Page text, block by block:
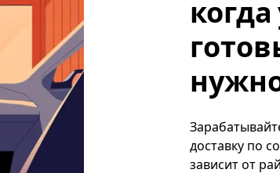
доставку по
зависит от